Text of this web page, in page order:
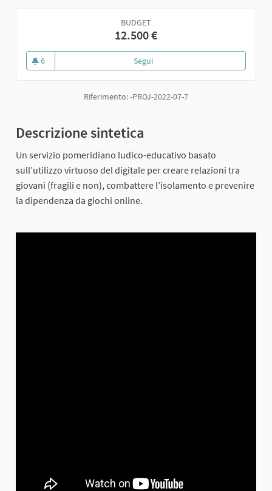
BUDGET
12.500 €
6
6 sostenitori
Segui
Riferimento: -PROJ-2022-07-7
Descrizione sintetica
Un servizio pomeridiano ludico-educativo basato
sull’utilizzo virtuoso del digitale per creare relazioni tra
giovani (fragili e non), combattere l’isolamento e prevenire
la dipendenza da giochi online.